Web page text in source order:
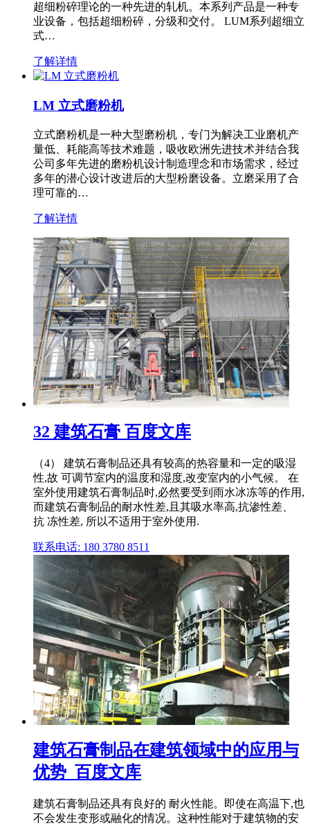
超细粉碎理论的一种先进的轧机。本系列产品是一种专
业设备，包括超细粉碎，分级和交付。 LUM系列超细立
式…
了解详情
LM 立式磨粉机
立式磨粉机是一种大型磨粉机，专门为解决工业磨机产
量低、耗能高等技术难题，吸收欧洲先进技术并结合我
公司多年先进的磨粉机设计制造理念和市场需求，经过
多年的潜心设计改进后的大型粉磨设备。立磨采用了合
理可靠的…
了解详情
32 建筑石膏 百度文库
（4） 建筑石膏制品还具有较高的热容量和一定的吸湿
性,故 可调节室内的温度和湿度,改变室内的小气候。 在
室外使用建筑石膏制品时,必然要受到雨水冰冻等的作用,
而建筑石膏制品的耐水性差,且其吸水率高,抗渗性差、
抗 冻性差, 所以不适用于室外使用.
联系电话: 180 3780 8511
建筑石膏制品在建筑领域中的应用与
优势_百度文库
建筑石膏制品还具有良好的 耐火性能。即使在高温下,也
不会发生变形或融化的情况。这种性能对于建筑物的安